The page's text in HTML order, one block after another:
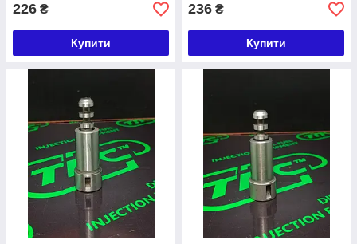
226 ₴
Купити
236 ₴
Купити